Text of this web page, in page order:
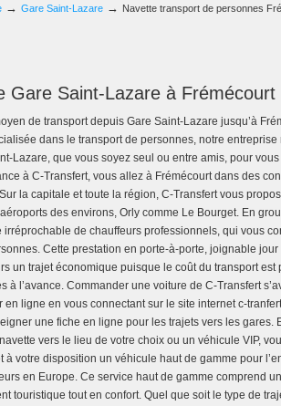
→ Gare Saint-Lazare → Navette transport de personnes
Gare Saint-Lazare à Frémécourt
de transport depuis Gare Saint-Lazare jusqu’à
dans le transport de personnes, notre
Lazare, que vous soyez seul ou entre amis, pour
à C-Transfert, vous allez à Frémécourt dans des
la capitale et toute la région, C-Transfert vous
des environs, Orly comme Le Bourget. En
irréprochable de chauffeurs professionnels, qui vous
Cette prestation en porte-à-porte, joignable
un trajet économique puisque le coût du transport
à l’avance. Commander une voiture de C-Transfert
en ligne en vous connectant sur le site internet c-
une fiche en ligne pour les trajets vers les gares.
vers le lieu de votre choix ou un véhicule VIP,
à votre disposition un véhicule haut de gamme pour
en Europe. Ce service haut de gamme comprend
touristique tout en confort. Quel que soit le type de